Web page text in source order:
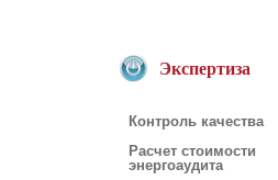
Экспертиза
Контроль качества
Расчет стоимости
энергоаудита